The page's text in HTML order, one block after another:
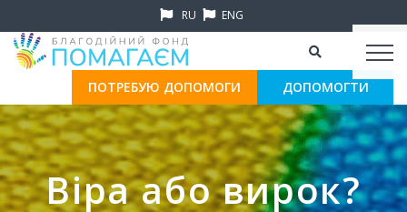
RU ENG
ПОТРЕБУЮ ДОПОМОГИ ДОПОМОГТИ
Віра або вирок?